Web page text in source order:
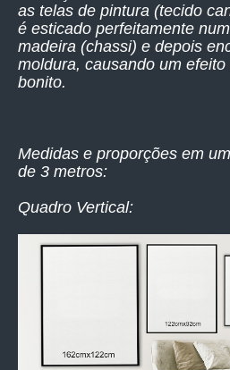
as telas de pintura (tecido
é esticado perfeitamente
madeira (chassi) e depois
moldura, causando um
bonito.
Medidas e proporções em
de 3 metros:
Quadro Vertical: